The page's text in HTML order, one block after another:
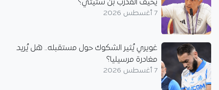
يُخيف المدرب بن ستيتي؟
7 أغسطس 2026
غويري يُثير الشكوك حول مستقبله.. هل يُريد
مغادرة مرسيليا؟
7 أغسطس 2026